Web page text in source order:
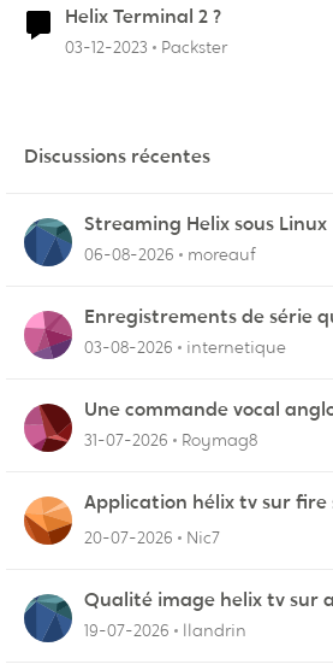
Helix Terminal 2 ?
03-12-2023 Packster
Discussions récentes
Streaming Helix sous Linux
06-08-2026 moreauf
Enregistrements de série
03-08-2026 internetique
Une commande vocal
31-07-2026 Roymag8
Application hélix tv sur fire
20-07-2026
Nic7
Qualité image helix tv sur
19-07-2026 llandrin